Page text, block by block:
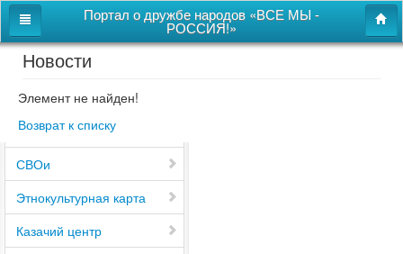
Портал о дружбе народов «ВСЕ МЫ -
РОССИЯ!»
Главная
Дом дружбы народов
Новости
СВОи
Этнокультурная карта
Казачий центр
Новости
Элемент не найден!
Возврат к списку